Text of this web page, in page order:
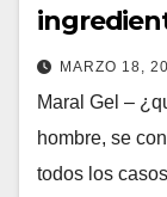
MARZO 18,
Maral Gel –
hombre, se
todos los